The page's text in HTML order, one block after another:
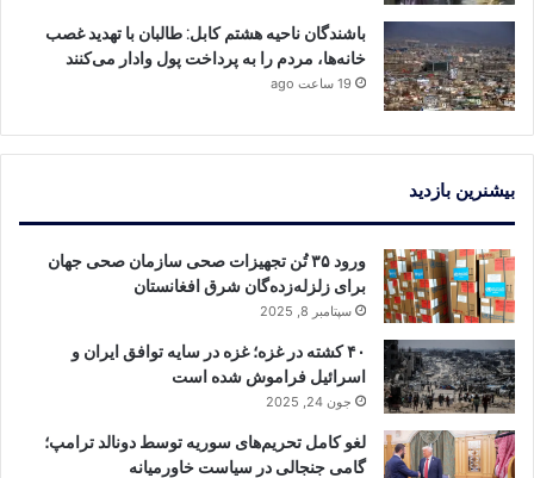
باشندگان ناحیه هشتم کابل: طالبان با تهدید غصب
خانه‌ها، مردم را به پرداخت پول وادار می‌کنند
19 ساعت ago
بیشنرین بازدید
ورود ۳۵ تُن تجهیزات صحی سازمان صحی جهان
برای زلزله‌زد‌ه‌گان شرق افغانستان
سپتامبر 8, 2025
۴۰ کشته در غزه؛ غزه در سایه توافق ایران و
اسرائیل فراموش شده است
جون 24, 2025
لغو کامل تحریم‌های سوریه توسط دونالد ترامپ؛
گامی جنجالی در سیاست خاورمیانه